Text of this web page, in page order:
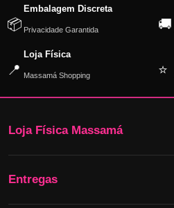
📦
Embalagem Discreta
Privacidade Garantida 🚚
📍
Loja Física
Massamá Shopping ⭐
Loja Física Massamá
Entregas